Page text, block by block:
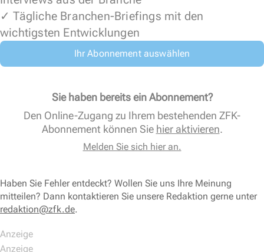
✓ Tägliche Branchen-Briefings mit den
wichtigsten Entwicklungen
Ihr Abonnement auswählen
Sie haben bereits ein Abonnement?
Den Online-Zugang zu Ihrem bestehenden ZFK-
Abonnement können Sie hier aktivieren.
Melden Sie sich hier an.
Haben Sie Fehler entdeckt? Wollen Sie uns Ihre Meinung
mitteilen? Dann kontaktieren Sie unsere Redaktion gerne unter
redaktion@zfk.de.